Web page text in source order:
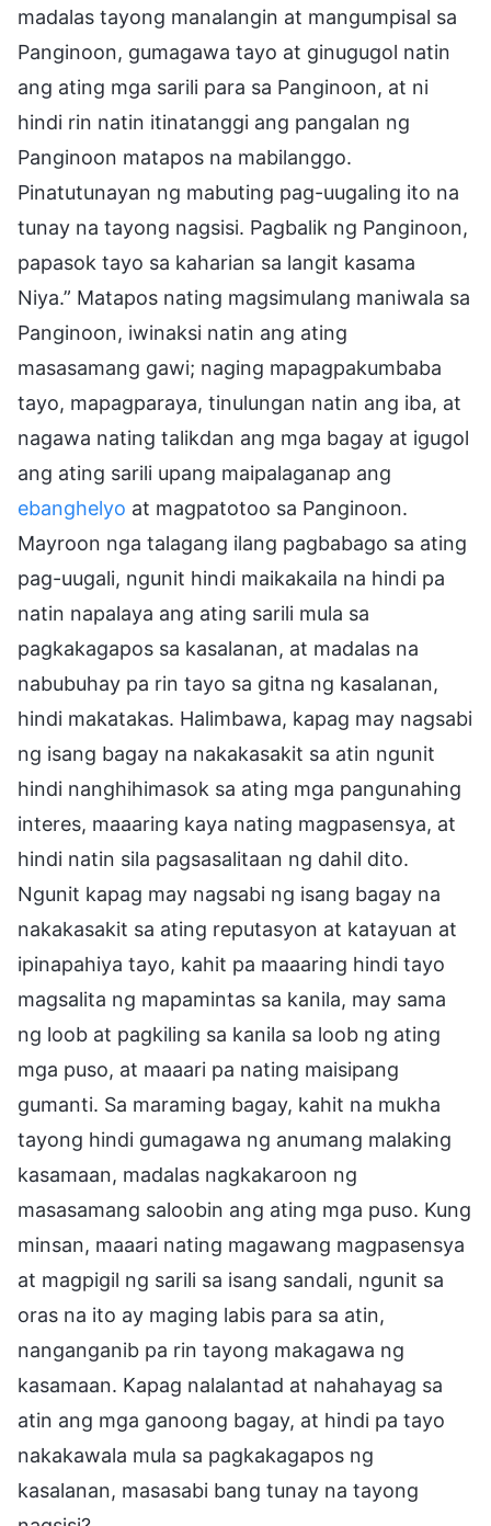
madalas tayong manalangin at mangumpisal sa
Panginoon, gumagawa tayo at ginugugol natin
ang ating mga sarili para sa Panginoon, at ni
hindi rin natin itinatanggi ang pangalan ng
Panginoon matapos na mabilanggo.
Pinatutunayan ng mabuting pag-uugaling ito na
tunay na tayong nagsisi. Pagbalik ng Panginoon,
papasok tayo sa kaharian sa langit kasama
Niya.” Matapos nating magsimulang maniwala sa
Panginoon, iwinaksi natin ang ating
masasamang gawi; naging mapagpakumbaba
tayo, mapagparaya, tinulungan natin ang iba, at
nagawa nating talikdan ang mga bagay at igugol
ang ating sarili upang maipalaganap ang
ebanghelyo at magpatotoo sa Panginoon.
Mayroon nga talagang ilang pagbabago sa ating
pag-uugali, ngunit hindi maikakaila na hindi pa
natin napalaya ang ating sarili mula sa
pagkakagapos sa kasalanan, at madalas na
nabubuhay pa rin tayo sa gitna ng kasalanan,
hindi makatakas. Halimbawa, kapag may nagsabi
ng isang bagay na nakakasakit sa atin ngunit
hindi nanghihimasok sa ating mga pangunahing
interes, maaaring kaya nating magpasensya, at
hindi natin sila pagsasalitaan ng dahil dito.
Ngunit kapag may nagsabi ng isang bagay na
nakakasakit sa ating reputasyon at katayuan at
ipinapahiya tayo, kahit pa maaaring hindi tayo
magsalita ng mapamintas sa kanila, may sama
ng loob at pagkiling sa kanila sa loob ng ating
mga puso, at maaari pa nating maisipang
gumanti. Sa maraming bagay, kahit na mukha
tayong hindi gumagawa ng anumang malaking
kasamaan, madalas nagkakaroon ng
masasamang saloobin ang ating mga puso. Kung
minsan, maaari nating magawang magpasensya
at magpigil ng sarili sa isang sandali, ngunit sa
oras na ito ay maging labis para sa atin,
nanganganib pa rin tayong makagawa ng
kasamaan. Kapag nalalantad at nahahayag sa
atin ang mga ganoong bagay, at hindi pa tayo
nakakawala mula sa pagkakagapos ng
kasalanan, masasabi bang tunay na tayong